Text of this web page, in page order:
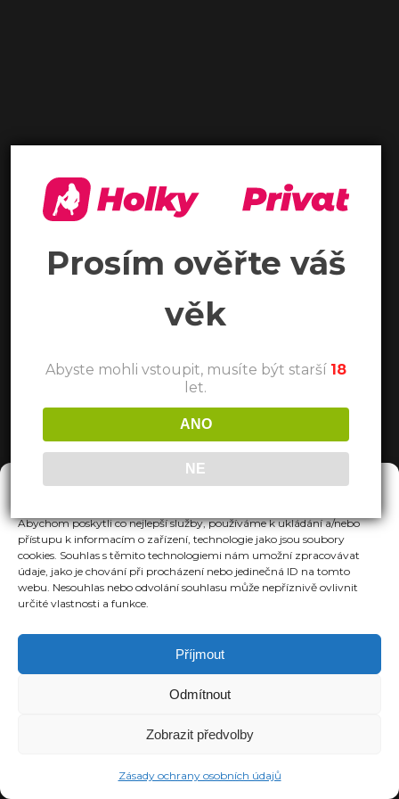
Spravovat Souhlas
Abychom poskytli co nejlepší služby, používáme k ukládání a/nebo
přístupu k informacím o zařízení, technologie jako jsou soubory
cookies. Souhlas s těmito technologiemi nám umožní zpracovávat
údaje, jako je chování při procházení nebo jedinečná ID na tomto
webu. Nesouhlas nebo odvolání souhlasu může nepříznivě ovlivnit
určité vlastnosti a funkce.
Příjmout
Odmítnout
Zobrazit předvolby
Zásady ochrany osobních údajů
Prosím ověřte váš
věk
Abyste mohli vstoupit, musíte být starší 18
let.
ANO
NE